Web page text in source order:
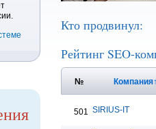
Кто продвинул:
Рейтинг SEO-
№ Компания
501 SIRIUS-IT